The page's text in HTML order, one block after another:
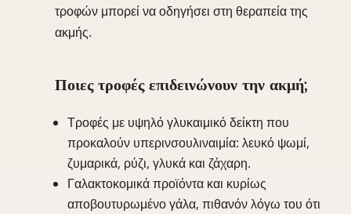
τροφών μπορεί να οδηγήσει στη θεραπεία της
ακμής.
Ποιες τροφές επιδεινώνουν την ακμή;
Τροφές με υψηλό γλυκαιμικό δείκτη που
προκαλούν υπερινσουλιναιμία: λευκό ψωμί,
ζυμαρικά, ρύζι, γλυκά και ζάχαρη.
Γαλακτοκομικά προϊόντα και κυρίως
αποβουτυρωμένο γάλα, πιθανόν λόγω του ότι